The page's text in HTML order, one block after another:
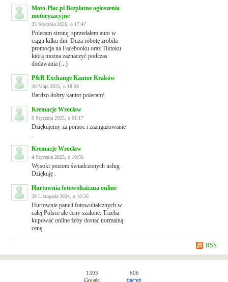
Moto-Plac.pl Bezpłatne ogłoszenia
motoryzacyjne
25 Stycznia 2026, o 17:47
Polecam stronę, sprzedałem auto w
ciągu kilku dni. Duża robotę zrobiła
promocja na Facebooku oraz Tiktoku
którą można zaznaczyć podczas
dodawania (...)
P&R Exchange Kantor Kraków
30 Maja 2025, o 18:09
Bardzo dobry kantor polecam!
Kremacje Wrocław
6 Stycznia 2025, o 01:17
Dziękujemy za pomoc i zaangażowanie
Kremacje Wrocław
4 Stycznia 2025, o 10:56
Wysoki poziom świadczonych usług .
Dziękuję .
Hurtownia fotowoltaiczna online
29 Listopada 2024, o 10:56
Hurtownie paneli fotowoltaicznych w
całej Polsce ale ceny szalone. Trzeba
kupować online żeby dostać normalną
cenę
RSS
1393 606